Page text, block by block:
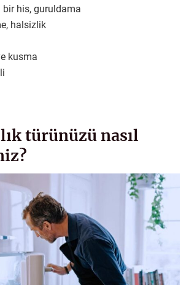
bir his, guruldama
halsizlik
kusma
türünüzü nasıl